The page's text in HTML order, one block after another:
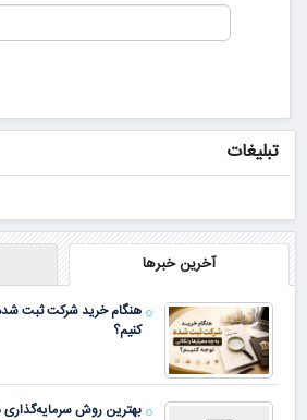
تبلیغات
آخرین خبرها
هنگام خرید شرکت ثبت
کنیم؟
بهترین روش سرمایه‌گذاری